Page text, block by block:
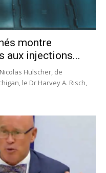
montre
aux injections...
Hulscher, de
le Dr Harvey A. Risch,